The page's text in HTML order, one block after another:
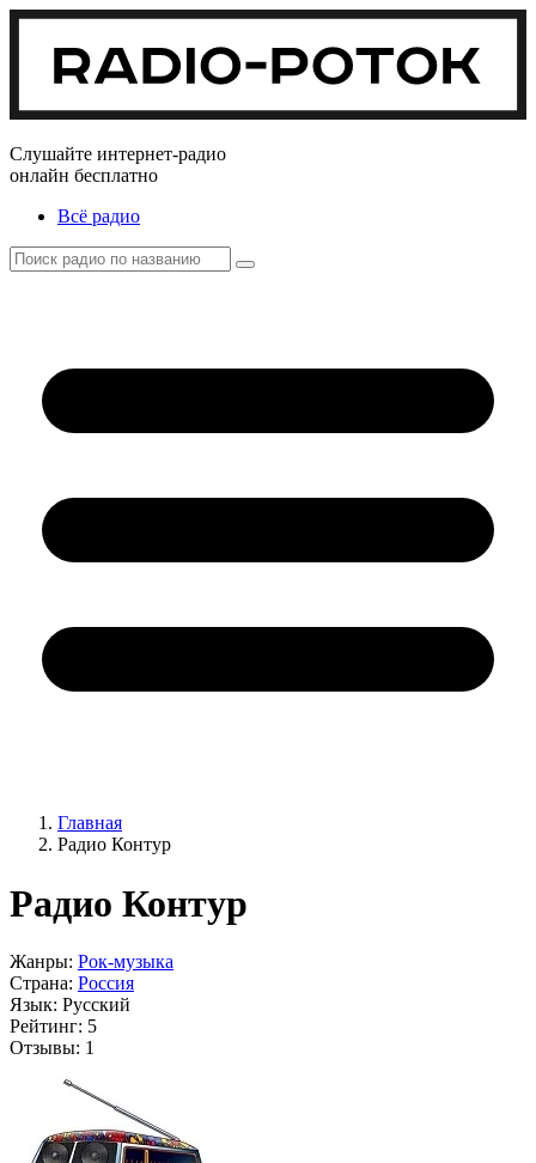
Слушайте интернет-радио
онлайн бесплатно
Всё радио
Главная
Радио Контур
Радио Контур
Жанры: Рок-музыка
Страна: Россия
Язык: Русский
Рейтинг: 5
Отзывы: 1